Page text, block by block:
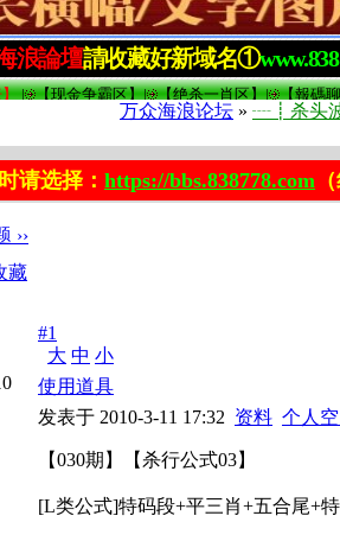
万众海浪论坛 » ┈┋杀头
请选择： https://bbs.838778.com
››
藏
#1
大 中 小
使用道具
发表于 2010-3-11 17:32 资料 个人
【030期】【杀行公式03】
[L类公式]特码段+平三肖+五合尾+